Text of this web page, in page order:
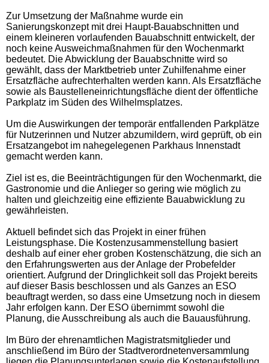
Zur Umsetzung der Maßnahme wurde ein
Sanierungskonzept mit drei Haupt-Bauabschnitten und
einem kleineren vorlaufenden Bauabschnitt entwickelt, der
noch keine Ausweichmaßnahmen für den Wochenmarkt
bedeutet. Die Abwicklung der Bauabschnitte wird so
gewählt, dass der Marktbetrieb unter Zuhilfenahme einer
Ersatzfläche aufrechterhalten werden kann. Als Ersatzfläche
sowie als Baustelleneinrichtungsfläche dient der öffentliche
Parkplatz im Süden des Wilhelmsplatzes.
Um die Auswirkungen der temporär entfallenden Parkplätze
für Nutzerinnen und Nutzer abzumildern, wird geprüft, ob ein
Ersatzangebot im nahegelegenen Parkhaus Innenstadt
gemacht werden kann.
Ziel ist es, die Beeinträchtigungen für den Wochenmarkt, die
Gastronomie und die Anlieger so gering wie möglich zu
halten und gleichzeitig eine effiziente Bauabwicklung zu
gewährleisten.
Aktuell befindet sich das Projekt in einer frühen
Leistungsphase. Die Kostenzusammenstellung basiert
deshalb auf einer eher groben Kostenschätzung, die sich an
den Erfahrungswerten aus der Anlage der Probefelder
orientiert. Aufgrund der Dringlichkeit soll das Projekt bereits
auf dieser Basis beschlossen und als Ganzes an ESO
beauftragt werden, so dass eine Umsetzung noch in diesem
Jahr erfolgen kann. Der ESO übernimmt sowohl die
Planung, die Ausschreibung als auch die Bauausführung.
Im Büro der ehrenamtlichen Magistratsmitglieder und
anschließend im Büro der Stadtverordnetenversammlung